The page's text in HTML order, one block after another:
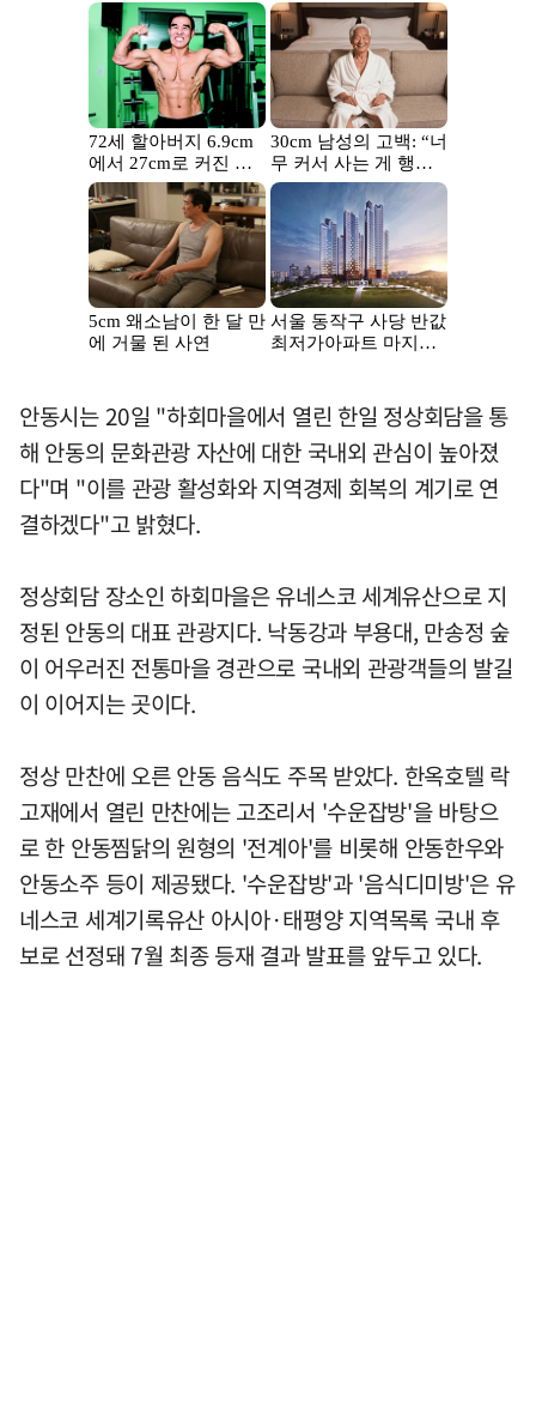
안동시는 20일 "하회마을에서 열린 한일 정상회담을 통
해 안동의 문화관광 자산에 대한 국내외 관심이 높아졌
다"며 "이를 관광 활성화와 지역경제 회복의 계기로 연
결하겠다"고 밝혔다.
정상회담 장소인 하회마을은 유네스코 세계유산으로 지
정된 안동의 대표 관광지다. 낙동강과 부용대, 만송정 숲
이 어우러진 전통마을 경관으로 국내외 관광객들의 발길
이 이어지는 곳이다.
정상 만찬에 오른 안동 음식도 주목 받았다. 한옥호텔 락
고재에서 열린 만찬에는 고조리서 '수운잡방'을 바탕으
로 한 안동찜닭의 원형의 '전계아'를 비롯해 안동한우와
안동소주 등이 제공됐다. '수운잡방'과 '음식디미방'은 유
네스코 세계기록유산 아시아·태평양 지역목록 국내 후
보로 선정돼 7월 최종 등재 결과 발표를 앞두고 있다.